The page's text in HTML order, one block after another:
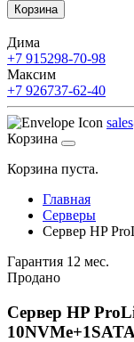
Корзина
Дима
+7 915298-70-98
Максим
+7 926737-62-40
Корзина
Корзина пуста.
Главная
Серверы
Сервер HP
Гарантия 12 мес.
Продано
Сервер HP
10NVMe+1SATA